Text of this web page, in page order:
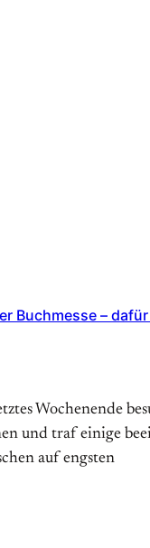
Buchmesse –
Wochenende
und traf einige
auf engsten